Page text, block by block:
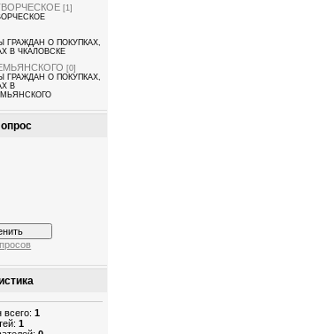
[1]
ГРАЖДАН О ПОКУПКАХ,
В ЧКАЛОВСКЕ
[0]
ГРАЖДАН О ПОКУПКАХ,
В
1
1